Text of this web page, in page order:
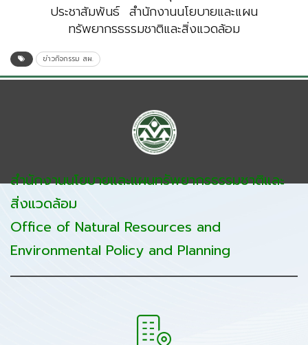
ประชาสัมพันธ์ สำนักงานนโยบายและแผน
ทรัพยากรธรรมชาติและสิ่งแวดล้อม
ข่าวกิจกรรม สผ.
สำนักงานนโยบายและแผนทรัพยากรธรรมชาติและ
สิ่งแวดล้อม
Office of Natural Resources and
Environmental Policy and Planning